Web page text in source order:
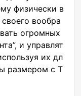
физически в
вообра
огромных
и управлят
их дл
размером с Т